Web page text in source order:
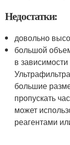
Недостатки:
довольно
большой
в
большие
пропускать
может
реагентами